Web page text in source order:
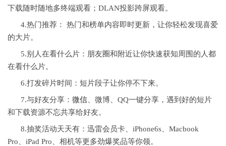
下载随时随地多终端观看；DLAN投影跨屏观看。
4.热门推荐： 热门和榜单内容即时更新，让你轻松发现喜爱
的大片。
5.别人在看什么片：朋友圈和附近让你快速获知周围的人都
在看什么片。
6.打发碎片时间：短片段子让你停不下来。
7.与好友分享： 微信 、微博、QQ一键分享，遇到好的短片
和下载资源不忘共享给好友。
8.抽奖活动天天有：迅雷会员卡、iPhone6s、Macbook
Pro、iPad Pro、相机等更多劲爆奖品等你领。